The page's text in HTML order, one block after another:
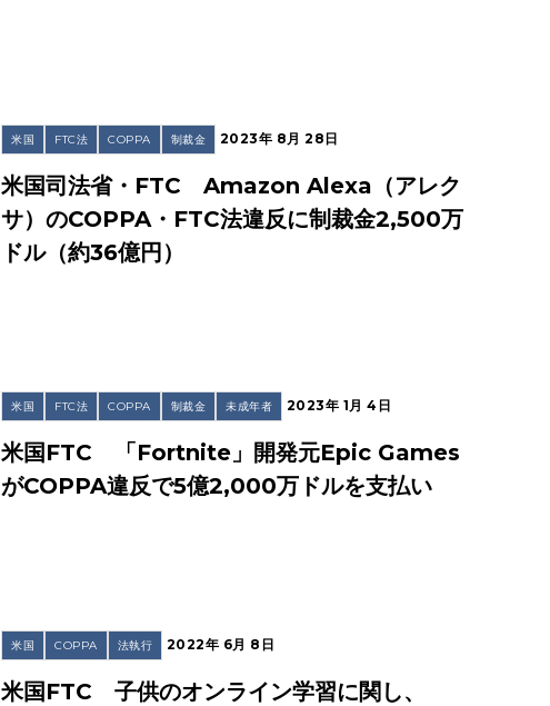
米国 FTC法 COPPA 制裁金 2023年 8月 28日
米国司法省・FTC Amazon Alexa（アレク
サ）のCOPPA・FTC法違反に制裁金2,500万
ドル（約36億円）
米国 FTC法 COPPA 制裁金 未成年者 2023年 1月 4日
米国FTC 「Fortnite」開発元Epic Games
がCOPPA違反で5億2,000万ドルを支払い
米国 COPPA 法執行 2022年 6月 8日
米国FTC 子供のオンライン学習に関し、